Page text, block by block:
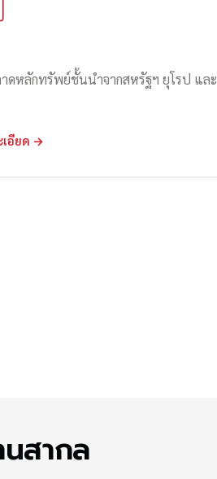
ดหลักทรัพย์ชั้นนำจากสหรัฐฯ ยุโรป และ
เอียด →
สากล